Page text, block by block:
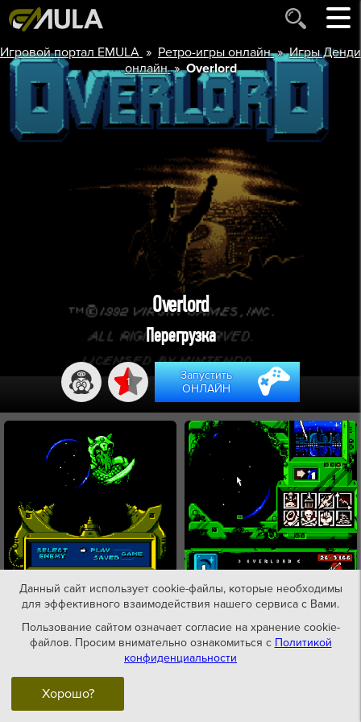
Игровой портал EMULA » Ретро-игры онлайн »Игры Денди
онлайн »Overlord
Overlord
Перегрузка
1
Запустить
ОНЛАЙН
Данный сайт использует cookie-файлы, которые необходимы
для эффективного взаимодействия нашего сервиса с Вами.
Пользование сайтом означает согласие на хранение cookie-
файлов. Просим внимательно ознакомиться с Политикой
конфиденциальности
Хорошо?